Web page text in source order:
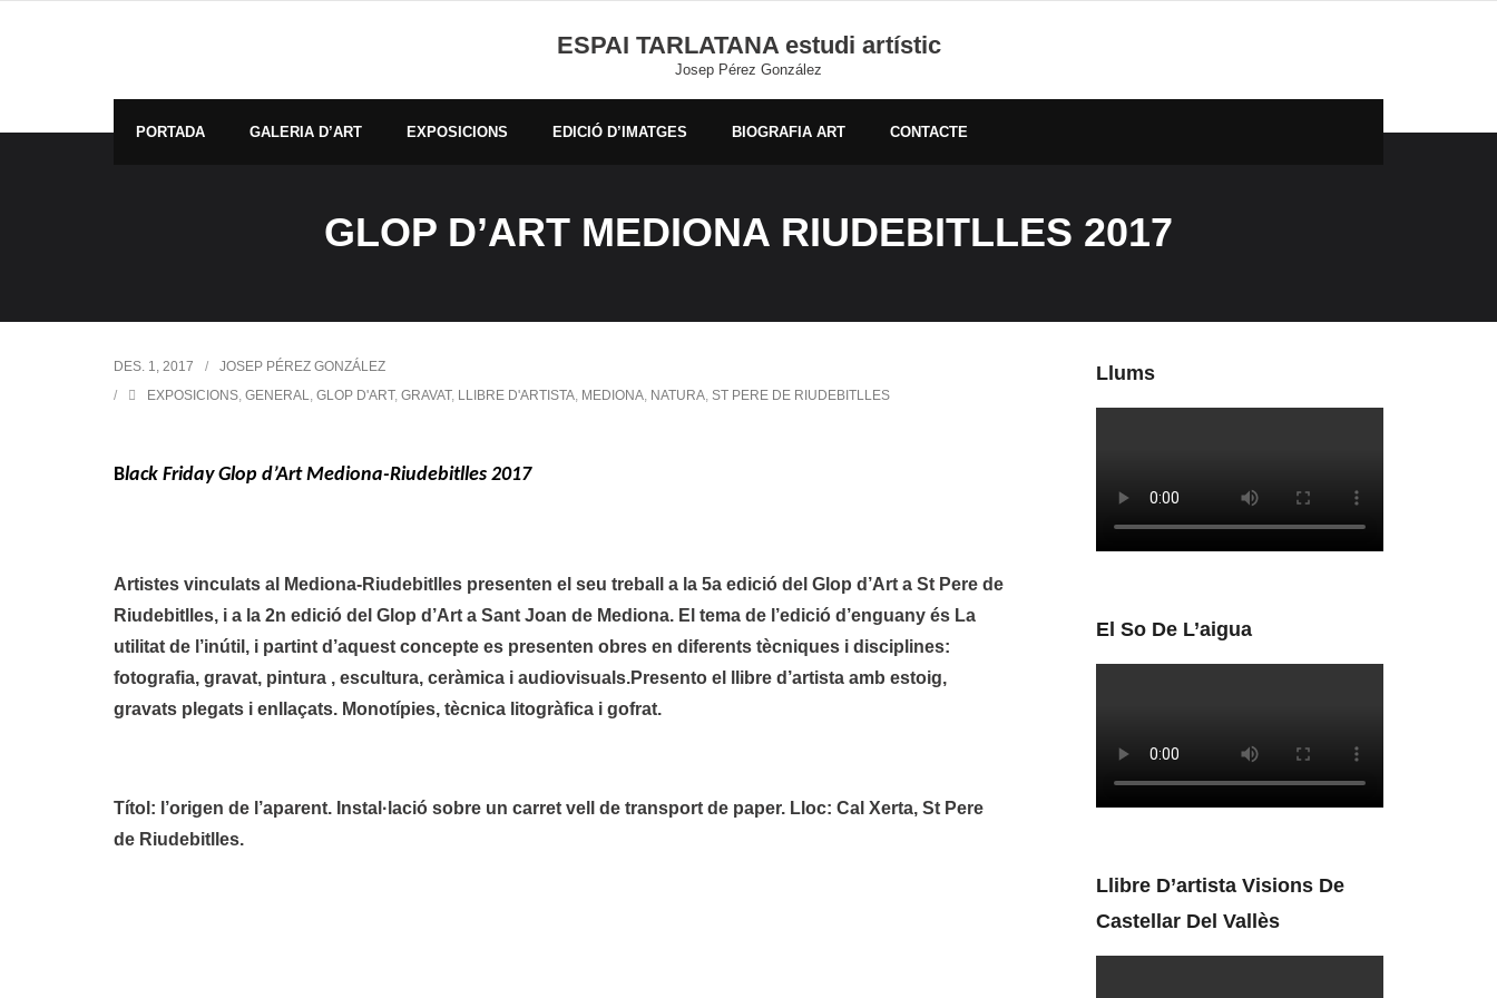
ESPAI TARLATANA estudi artístic
Josep Pérez González
PORTADA GALERIA D’ART EXPOSICIONS EDICIÓ D’IMATGES BIOGRAFIA ART CONTACTE
GLOP D’ART MEDIONA RIUDEBITLLES 2017
DES. 1, 2017
JOSEP PÉREZ GONZÁLEZ
EXPOSICIONS, GENERAL, GLOP D'ART, GRAVAT, LLIBRE D'ARTISTA, MEDIONA, NATURA, ST PERE DE RIUDEBITLLES
Black Friday Glop d’Art Mediona-Riudebitlles 2017
Artistes vinculats al Mediona-Riudebitlles presenten el seu treball a la 5a edició del Glop d’Art a St Pere de
Riudebitlles, i a la 2n edició del Glop d’Art a Sant Joan de Mediona. El tema de l’edició d’enguany és La
utilitat de l’inútil, i partint d’aquest concepte es presenten obres en diferents tècniques i disciplines:
fotografia, gravat, pintura , escultura, ceràmica i audiovisuals.Presento el llibre d’artista amb estoig,
gravats plegats i enllaçats. Monotípies, tècnica litogràfica i gofrat.
Títol: l’origen de l’aparent. Instal·lació sobre un carret vell de transport de paper. Lloc: Cal Xerta, St Pere
de Riudebitlles.
Llums
El So De L’aigua
Llibre D’artista Visions De
Castellar Del Vallès